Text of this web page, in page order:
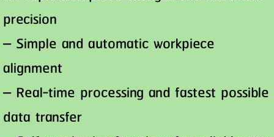
precision
– Simple and automatic workpiece
alignment
– Real-time processing and fastest possible
data transfer